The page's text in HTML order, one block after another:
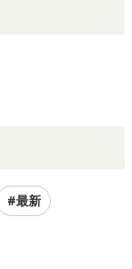
#最新